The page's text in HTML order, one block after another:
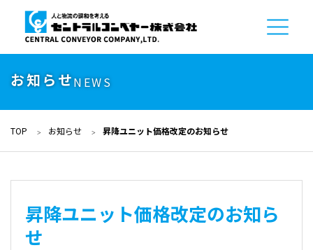
お知らせNEWS
TOP お知らせ 昇降ユニット価格改定のお知らせ
昇降ユニット価格改定のお知ら
せ